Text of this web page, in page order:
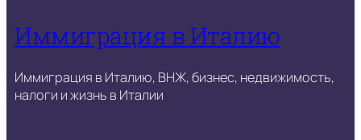
Иммиграция в Италию
Иммиграция в Италию, ВНЖ, бизнес, недвижимость,
налоги и жизнь в Италии